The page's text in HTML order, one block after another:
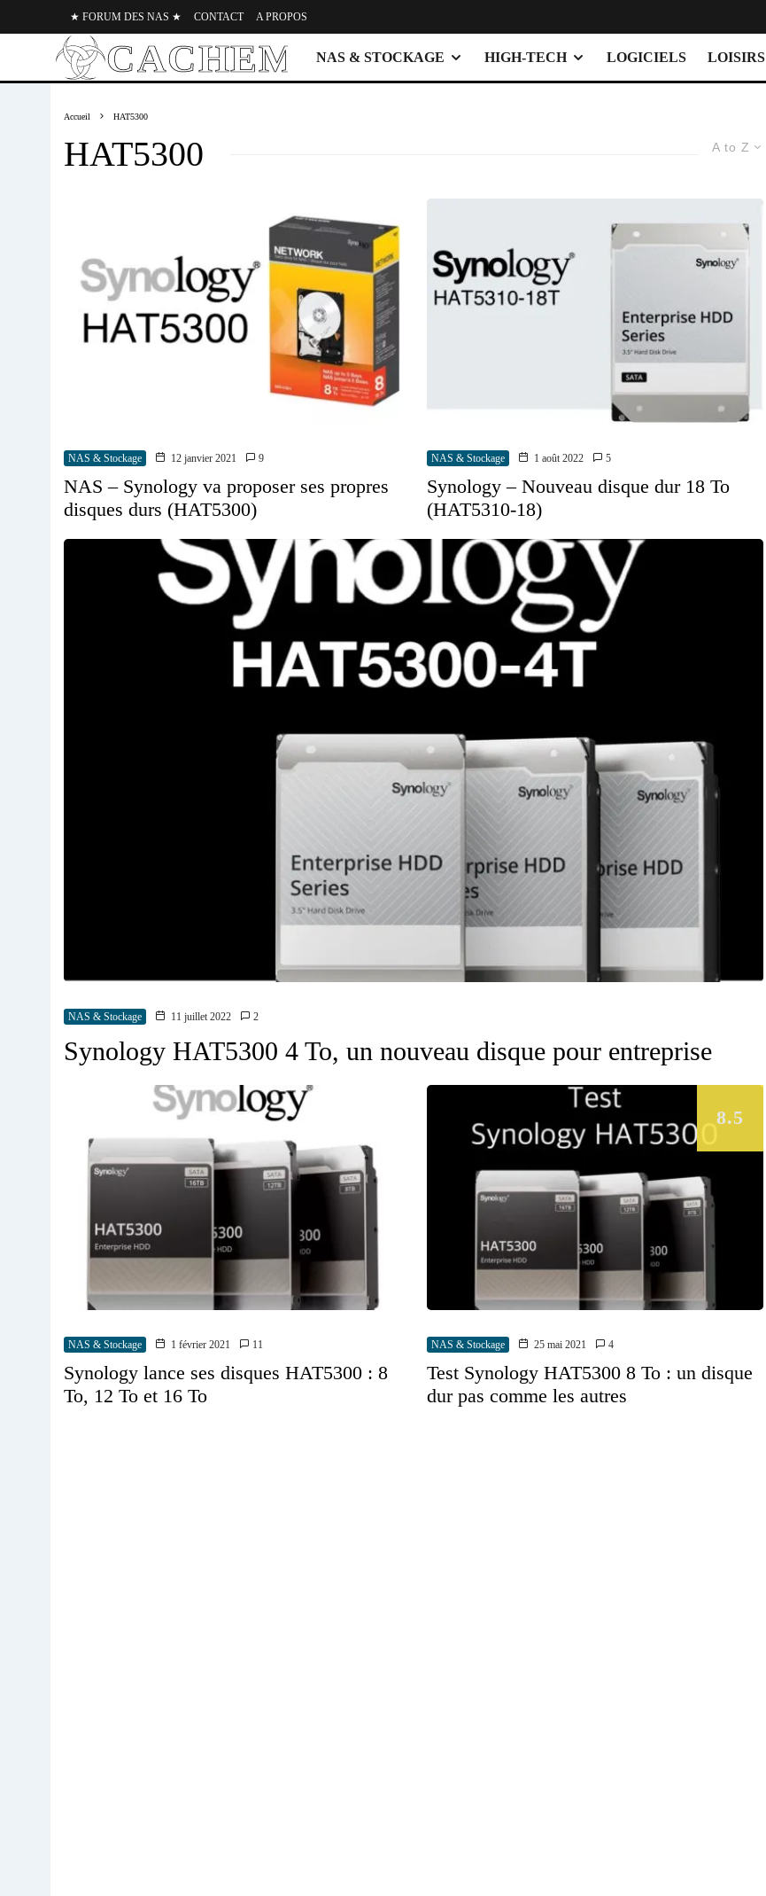
★ FORUM DES NAS ★ CONTACT A PROPOS
NAS & STOCKAGE HIGH-TECH LOGICIELS LOISIRS
Accueil HAT5300
A to Z
HAT5300
NAS & Stockage 12 janvier 2021 9
NAS – Synology va proposer ses propres
disques durs (HAT5300)
NAS & Stockage 1 août 2022 5
Synology – Nouveau disque dur 18 To
(HAT5310-18)
NAS & Stockage 11 juillet 2022 2
Synology HAT5300 4 To, un nouveau disque pour entreprise
NAS & Stockage 1 février 2021 11
Synology lance ses disques HAT5300 : 8
To, 12 To et 16 To
8.5
NAS & Stockage 25 mai 2021 4
Test Synology HAT5300 8 To : un disque
dur pas comme les autres